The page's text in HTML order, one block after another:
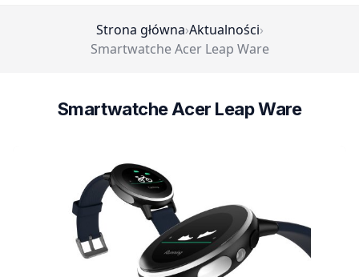
Strona główna›Aktualności›
Smartwatche Acer Leap Ware
Smartwatche Acer Leap Ware